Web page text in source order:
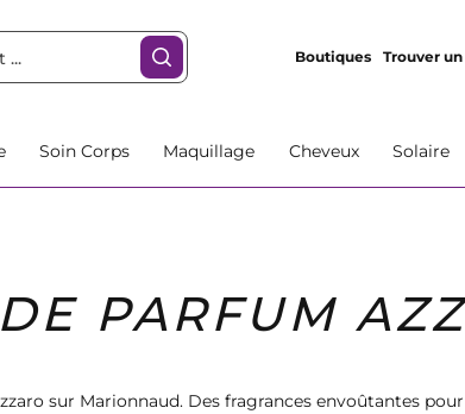
Boutiques Trouver
Soin Corps Maquillage Cheveux Solaire
PARFUM
sur Marionnaud. Des fragrances envoûtantes